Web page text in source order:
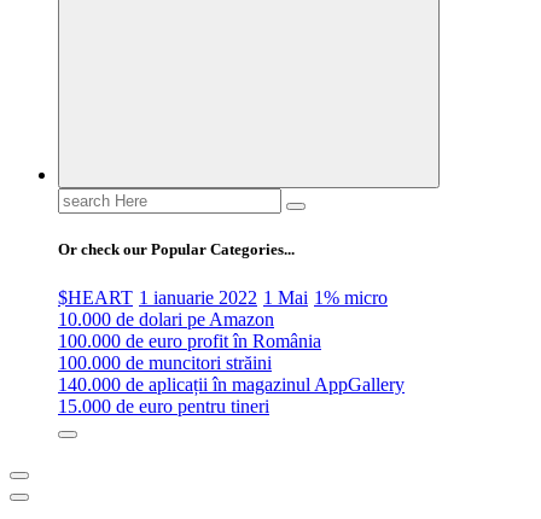
Search
for:
Or check our Popular Categories...
$HEART 1 ianuarie 2022 1 Mai 1% micro
10.000 de dolari pe Amazon
100.000 de euro profit în România
100.000 de muncitori străini
140.000 de aplicații în magazinul AppGallery
15.000 de euro pentru tineri